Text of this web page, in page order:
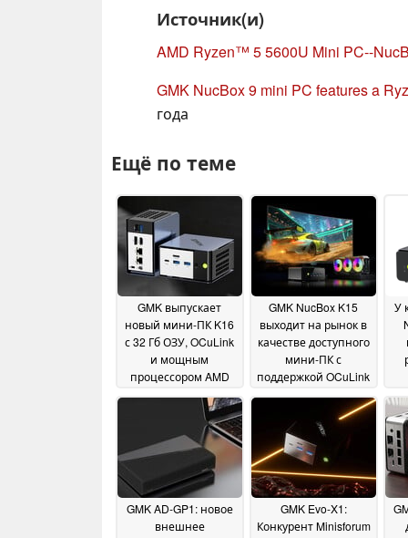
Источник(и)
AMD Ryzen™ 5 5600U Mini PC--
GMK NucBox 9 mini PC features a
года
Ещё по теме
GMK выпускает
новый мини-ПК K16
с 32 Гб ОЗУ, OCuLink
и мощным
процессором AMD
21 January 2026
GMK NucBox K15
выходит на рынок в
качестве доступного
мини-ПК с
поддержкой OCuLink
20
December 2025
У
GMK AD-GP1: новое
внешнее
GMK Evo-X1:
Конкурент Minisforum